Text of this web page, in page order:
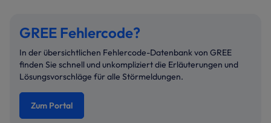
GREE Fehlercode?
In der übersichtlichen Fehlercode-Datenbank von GREE
finden Sie schnell und unkompliziert die Erläuterungen und
Lösungsvorschläge für alle Störmeldungen.
Zum Portal